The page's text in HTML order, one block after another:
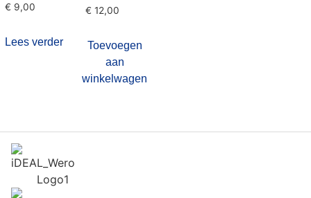
€ 9,00
Lees verder
€ 12,00
Toevoegen
aan
winkelwagen